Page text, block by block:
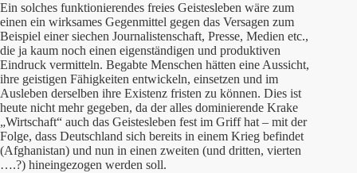
Ein solches funktionierendes freies Geistesleben wäre zum
einen ein wirksames Gegenmittel gegen das Versagen zum
Beispiel einer siechen Journalistenschaft, Presse, Medien etc.,
die ja kaum noch einen eigenständigen und produktiven
Eindruck vermitteln. Begabte Menschen hätten eine Aussicht,
ihre geistigen Fähigkeiten entwickeln, einsetzen und im
Ausleben derselben ihre Existenz fristen zu können. Dies ist
heute nicht mehr gegeben, da der alles dominierende Krake
„Wirtschaft“ auch das Geistesleben fest im Griff hat – mit der
Folge, dass Deutschland sich bereits in einem Krieg befindet
(Afghanistan) und nun in einen zweiten (und dritten, vierten
….?) hineingezogen werden soll.